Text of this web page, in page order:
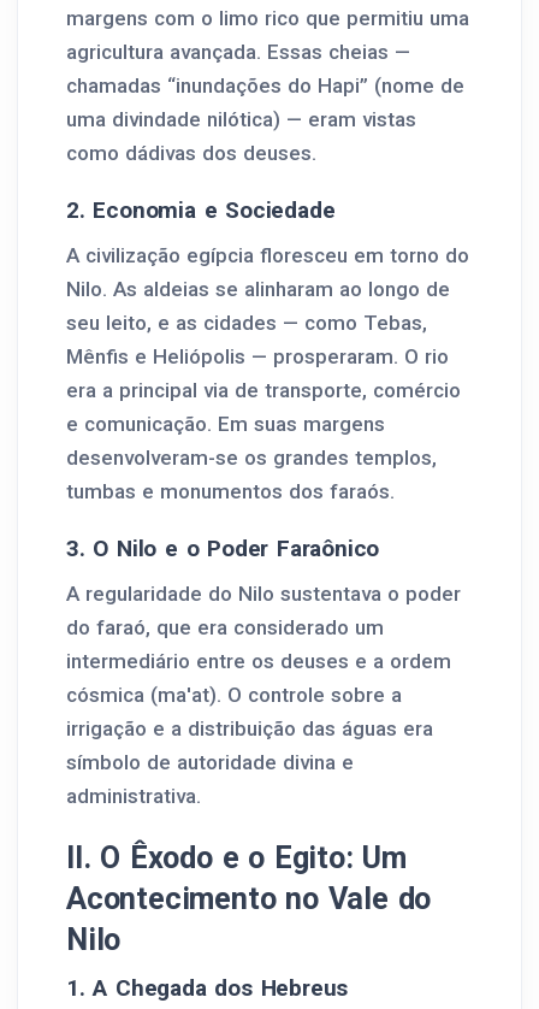
margens com o limo rico que permitiu uma
agricultura avançada. Essas cheias —
chamadas “inundações do Hapi” (nome de
uma divindade nilótica) — eram vistas
como dádivas dos deuses.
2. Economia e Sociedade
A civilização egípcia floresceu em torno do
Nilo. As aldeias se alinharam ao longo de
seu leito, e as cidades — como Tebas,
Mênfis e Heliópolis — prosperaram. O rio
era a principal via de transporte, comércio
e comunicação. Em suas margens
desenvolveram-se os grandes templos,
tumbas e monumentos dos faraós.
3. O Nilo e o Poder Faraônico
A regularidade do Nilo sustentava o poder
do faraó, que era considerado um
intermediário entre os deuses e a ordem
cósmica (ma'at). O controle sobre a
irrigação e a distribuição das águas era
símbolo de autoridade divina e
administrativa.
II. O Êxodo e o Egito: Um
Acontecimento no Vale do
Nilo
1. A Chegada dos Hebreus